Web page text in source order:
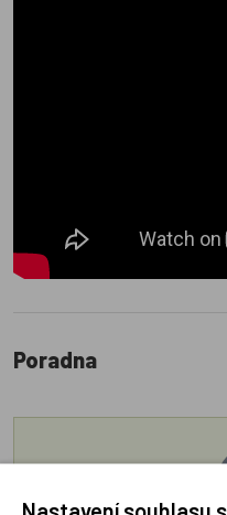
Poradna